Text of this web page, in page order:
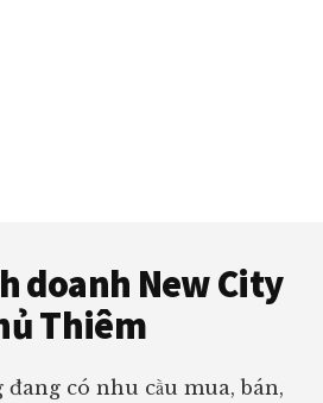
doanh New City
Thiêm
có nhu cầu mua, bán,